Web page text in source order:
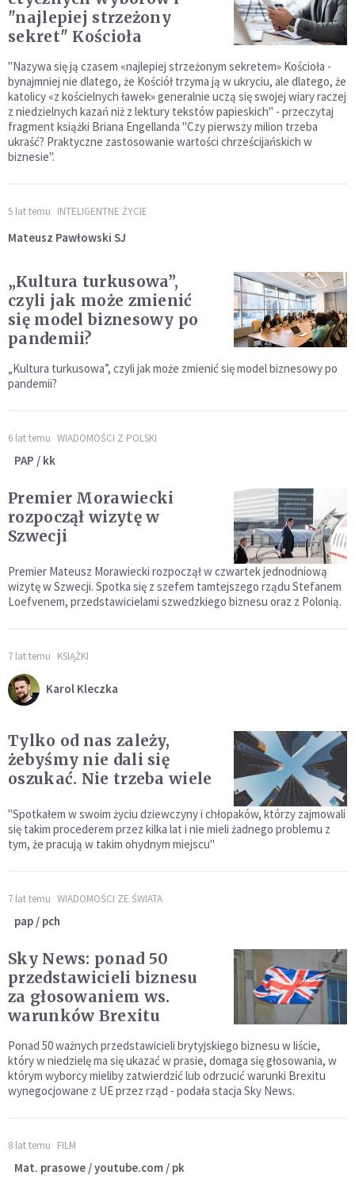
"najlepiej strzeżony
sekret" Kościoła
"Nazywa się ją czasem «najlepiej strzeżonym sekretem» Kościoła -
bynajmniej nie dlatego, że Kościół trzyma ją w ukryciu, ale dlatego, że
katolicy «z kościelnych ławek» generalnie uczą się swojej wiary raczej
z niedzielnych kazań niż z lektury tekstów papieskich" - przeczytaj
fragment książki Briana Engellanda "Czy pierwszy milion trzeba
ukraść? Praktyczne zastosowanie wartości chrześcijańskich w
biznesie".
5 lat temu INTELIGENTNE ŻYCIE
Mateusz Pawłowski SJ
„Kultura turkusowa”,
czyli jak może zmienić
się model biznesowy po
pandemii?
„Kultura turkusowa”, czyli jak może zmienić się model biznesowy po
pandemii?
6 lat temu WIADOMOŚCI Z POLSKI
PAP / kk
Premier Morawiecki
rozpoczął wizytę w
Szwecji
Premier Mateusz Morawiecki rozpoczął w czwartek jednodniową
wizytę w Szwecji. Spotka się z szefem tamtejszego rządu Stefanem
Loefvenem, przedstawicielami szwedzkiego biznesu oraz z Polonią.
7 lat temu KSIĄŻKI
Karol Kleczka
Tylko od nas zależy,
żebyśmy nie dali się
oszukać. Nie trzeba wiele
"Spotkałem w swoim życiu dziewczyny i chłopaków, którzy zajmowali
się takim procederem przez kilka lat i nie mieli żadnego problemu z
tym, że pracują w takim ohydnym miejscu"
7 lat temu WIADOMOŚCI ZE ŚWIATA
pap / pch
Sky News: ponad 50
przedstawicieli biznesu
za głosowaniem ws.
warunków Brexitu
Ponad 50 ważnych przedstawicieli brytyjskiego biznesu w liście,
który w niedzielę ma się ukazać w prasie, domaga się głosowania, w
którym wyborcy mieliby zatwierdzić lub odrzucić warunki Brexitu
wynegocjowane z UE przez rząd - podała stacja Sky News.
8 lat temu FILM
Mat. prasowe / youtube.com / pk